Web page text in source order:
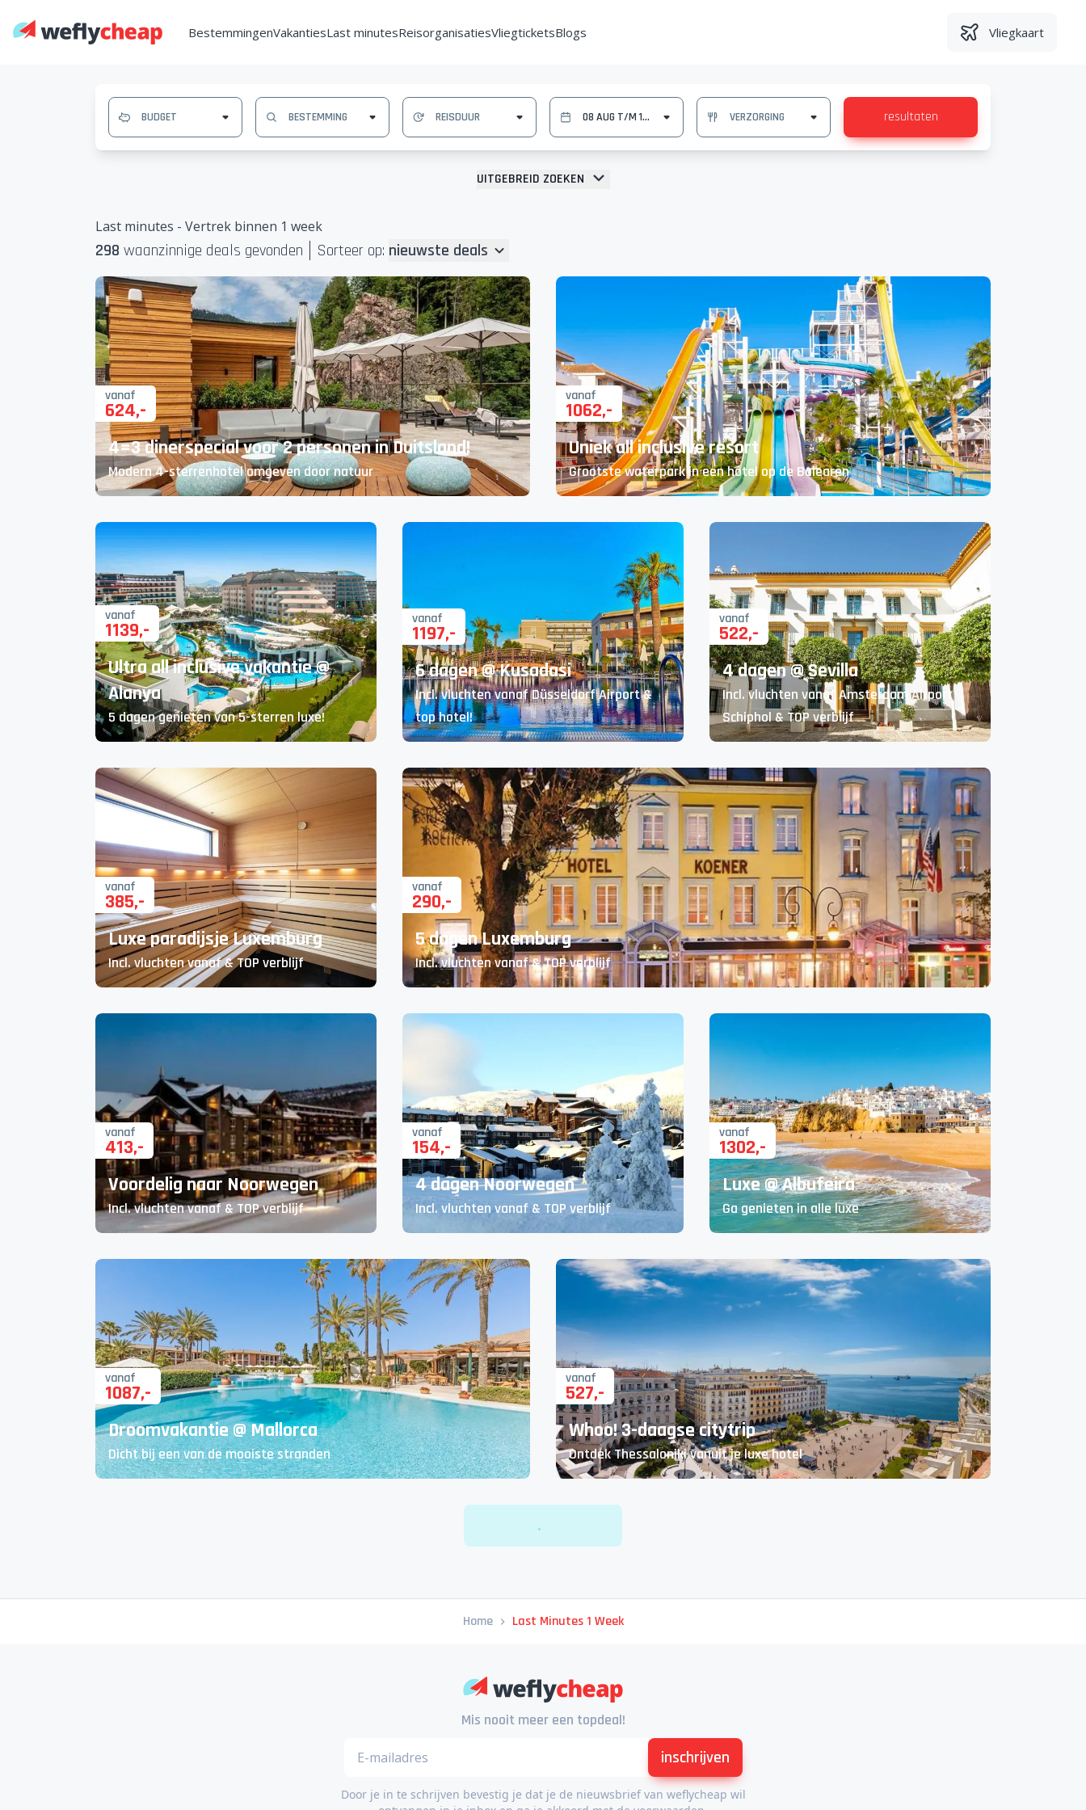
BestemmingenVakantiesLast minutesReisorganisatiesVliegticketsBlogs Vliegkaart
resultaten
UITGEBREID ZOEKEN
Last minutes - Vertrek binnen 1 week
298 waanzinnige deals gevonden Sorteer op: nieuwste deals
vanaf
624,-
4=3 dinerspecial voor 2 personen in Duitsland!
Modern 4-sterrenhotel omgeven door natuur
vanaf
1062,-
Uniek all inclusive resort
Grootste waterpark in een hotel op de Balearen
vanaf
1139,-
Ultra all inclusive vakantie @
Alanya
5 dagen genieten van 5-sterren luxe!
vanaf
1197,-
6 dagen @ Kusadasi
Incl. vluchten vanaf Düsseldorf Airport &
top hotel!
vanaf
522,-
4 dagen @ Sevilla
Incl. vluchten vanaf Amsterdam Airport
Schiphol & TOP verblijf
vanaf
385,-
Luxe paradijsje Luxemburg
Incl. vluchten vanaf & TOP verblijf
vanaf
290,-
5 dagen Luxemburg
Incl. vluchten vanaf & TOP verblijf
vanaf
413,-
Voordelig naar Noorwegen
Incl. vluchten vanaf & TOP verblijf
vanaf
154,-
4 dagen Noorwegen
Incl. vluchten vanaf & TOP verblijf
vanaf
1302,-
Luxe @ Albufeira
Ga genieten in alle luxe
vanaf
1087,-
Droomvakantie @ Mallorca
Dicht bij een van de mooiste stranden
vanaf
527,-
Whoo! 3-daagse citytrip
Ontdek Thessaloniki vanuit je luxe hotel
Home Last Minutes 1 Week
Mis nooit meer een topdeal!
Door je in te schrijven bevestig je dat je de nieuwsbrief van weflycheap wil
inschrijven